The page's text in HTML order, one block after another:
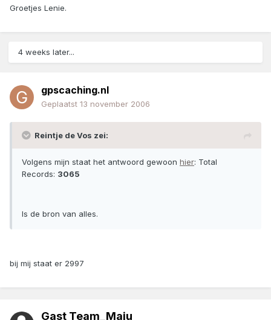
Groetjes Lenie.
4 weeks later...
gpscaching.nl
Geplaatst 13 november 2006
Reintje de Vos zei:
Volgens mijn staat het antwoord gewoon hier: Total
Records: 3065
Is de bron van alles.
bij mij staat er 2997
Gast Team_Maju